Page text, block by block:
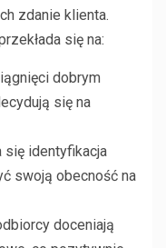
zdanie klienta.
się na:
dobrym
się na
się identyfikacja
swoją obecność na
doceniają